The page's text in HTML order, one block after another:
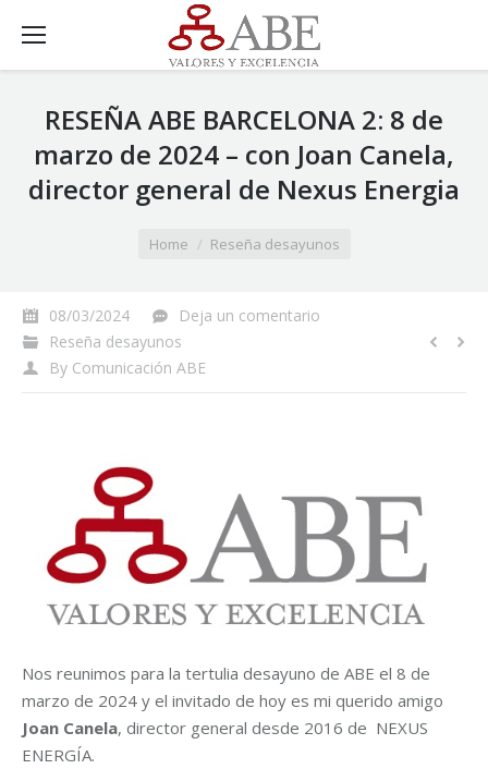
RESEÑA ABE BARCELONA 2: 8 de
marzo de 2024 – con Joan Canela,
director general de Nexus Energia
Home Reseña desayunos
08/03/2024
Deja un comentario
Reseña desayunos
By Comunicación ABE
Nos reunimos para la tertulia desayuno de ABE el 8 de
marzo de 2024 y el invitado de hoy es mi querido amigo
Joan Canela, director general desde 2016 de NEXUS
ENERGÍA.